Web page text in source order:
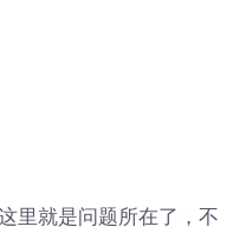
里就是问题所在了，不